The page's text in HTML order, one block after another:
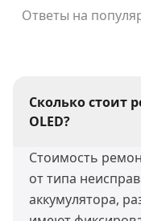
Ответы на
Сколько стоит
OLED?
Стоимость
от типа
аккумулятора,